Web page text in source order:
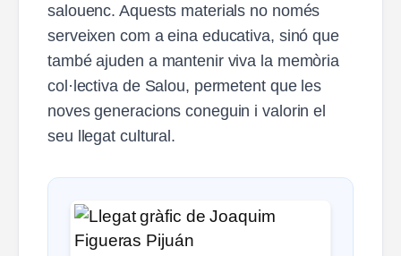
salouenc. Aquests materials no només
serveixen com a eina educativa, sinó que
també ajuden a mantenir viva la memòria
col·lectiva de Salou, permetent que les
noves generacions coneguin i valorin el
seu llegat cultural.